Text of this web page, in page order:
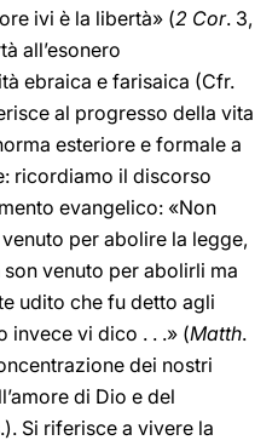
ivi è la libertà» (2 Cor. 3,
all’esonero
ebraica e farisaica (Cfr.
al progresso della vita
esteriore e formale a
ricordiamo il discorso
evangelico: «Non
per abolire la legge,
venuto per abolirli ma
udito che fu detto agli
invece vi dico . . .» (Matth.
dei nostri
di Dio e del
Si riferisce a vivere la